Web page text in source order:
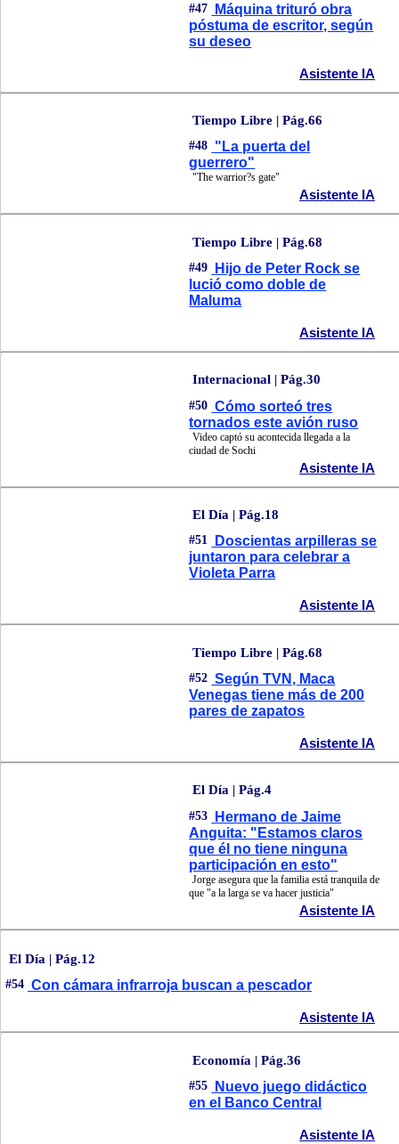
#47
Máquina trituró obra
póstuma de escritor, según
su deseo
Asistente IA
Tiempo Libre | Pág.66
#48 "La puerta del
guerrero"
"The warrior?s gate"
Asistente IA
Tiempo Libre | Pág.68
#49
Hijo de Peter Rock se
lució como doble de
Maluma
Asistente IA
Internacional | Pág.30
#50 Cómo sorteó tres
tornados este avión ruso
Video captó su acontecida llegada a la
ciudad de Sochi
Asistente IA
El Día | Pág.18
#51
Doscientas arpilleras se
juntaron para celebrar a
Violeta Parra
Asistente IA
Tiempo Libre | Pág.68
#52 Según TVN, Maca
Venegas tiene más de 200
pares de zapatos
Asistente IA
El Día | Pág.4
#53
Hermano de Jaime
Anguita: "Estamos claros
que él no tiene ninguna
participación en esto"
Jorge asegura que la familia está tranquila de
que "a la larga se va hacer justicia"
Asistente IA
El Día | Pág.12
#54 Con cámara infrarroja buscan a pescador
Asistente IA
Economía | Pág.36
#55
Nuevo juego didáctico
en el Banco Central
Asistente IA